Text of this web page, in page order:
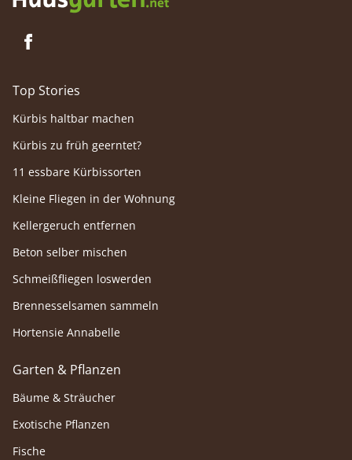
Top Stories
Kürbis haltbar machen
Kürbis zu früh geerntet?
11 essbare Kürbissorten
Kleine Fliegen in der Wohnung
Kellergeruch entfernen
Beton selber mischen
Schmeißfliegen loswerden
Brennesselsamen sammeln
Hortensie Annabelle
Garten & Pflanzen
Bäume & Sträucher
Exotische Pflanzen
Fische